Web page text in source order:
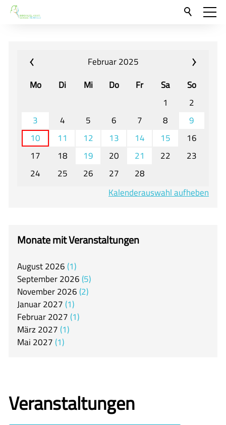
Neu hier?
Für Eltern und Schüler
Veranstaltungen und Termine
Unser Unterricht - Fachcurricula
Unsere Konzepte
Downloads
Unter-, Mittel und Oberstufe
itslearning
Arbeitsgemeinschaften
Mensa
Unsere Schulgemeinschaft
Kontakt
Februar 2025
Mo
Di Mi Do Fr Sa
So
1
2
3
4 5 6 7 8
9
10
11 12 13 14 15
16
17
18 19 20 21 22
23
24
25 26 27
28
Kalenderauswahl aufheben
Monate mit Veranstaltungen
August2026 1
September2026 5
November2026 2
Januar2027 1
Februar2027 1
März 2027 1
Mai 2027 1
Veranstaltungen